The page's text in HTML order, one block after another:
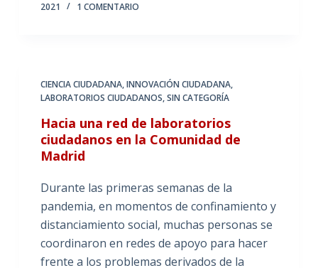
2021
1 COMENTARIO
CIENCIA CIUDADANA,INNOVACIÓN CIUDADANA,
LABORATORIOS CIUDADANOS,SIN CATEGORÍA
Hacia una red de laboratorios
ciudadanos en la Comunidad de
Madrid
Durante las primeras semanas de la
pandemia, en momentos de confinamiento y
distanciamiento social, muchas personas se
coordinaron en redes de apoyo para hacer
frente a los problemas derivados de la